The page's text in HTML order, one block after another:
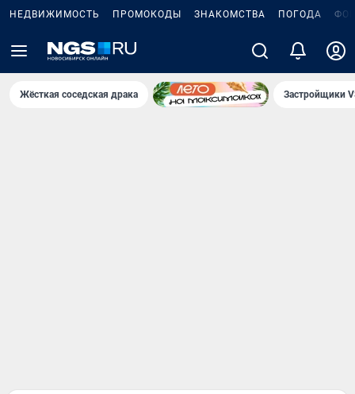
НЕДВИЖИМОСТЬ ПРОМОКОДЫ ЗНАКОМСТВА ПОГОДА
Жёсткая соседская драка Застройщики